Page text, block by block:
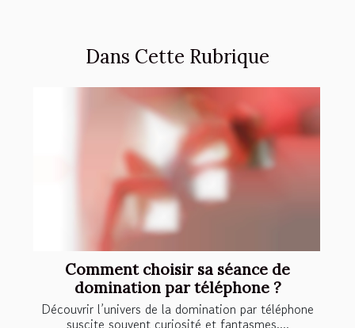
Dans Cette Rubrique
Comment choisir sa séance de
domination par téléphone ?
Découvrir l’univers de la domination par téléphone